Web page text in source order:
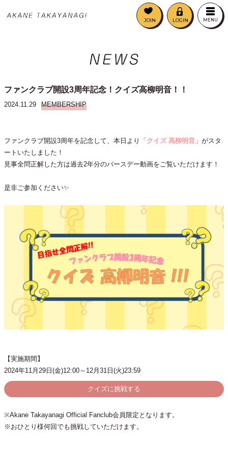
JOIN LOGIN MENU
ファンクラブ開設3周年記念！クイズ高柳明音！！
2024.11.29 MEMBERSHIP
ファンクラブ開設3周年を記念して、本日より 「クイズ 高柳明音」 がスタ
ートいたしました！
見事全問正解した方は過去2年分のバースデー動画をご覧いただけます！
是非ご参加ください✨
【実施期間】
2024年11月29日(金)12:00～12月31日(火)23:59
クイズに挑戦する
※Akane Takayanagi Official Fanclub会員限定となります。
※おひとり様何回でも挑戦していただけます。